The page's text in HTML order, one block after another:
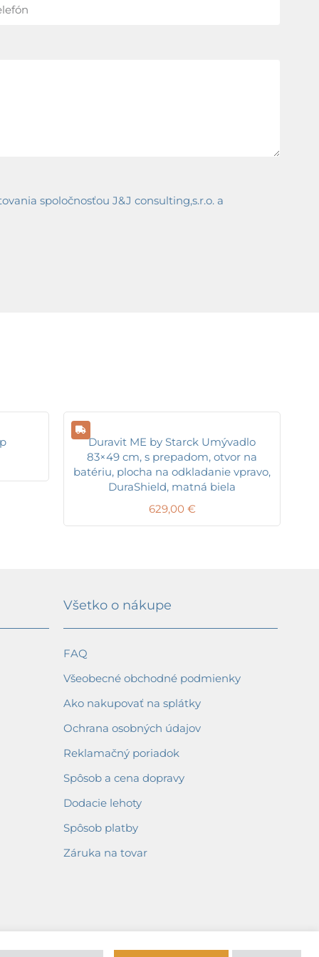
spoločnosťou J&J consulting,s.r.o. a
Duravit ME by Starck Umývadlo
83×49 cm, s prepadom, otvor na
batériu, plocha na odkladanie vpravo,
DuraShield, matná biela
629,00 €
Všetko o nákupe
FAQ
Všeobecné obchodné podmienky
Ako nakupovať na splátky
Ochrana osobných údajov
Reklamačný poriadok
Spôsob a cena dopravy
Dodacie lehoty
Spôsob platby
Záruka na tovar